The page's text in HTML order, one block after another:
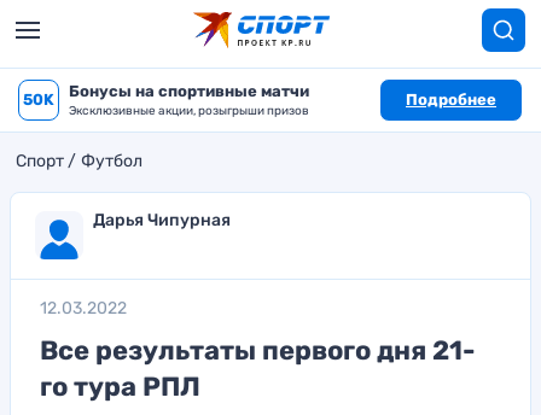
50K Бонусы на спортивные матчи
Эксклюзивные акции, розыгрыши призов
Подробнее
Спорт Футбол
Дарья Чипурная
12.03.2022
Все результаты первого дня 21-
го тура РПЛ